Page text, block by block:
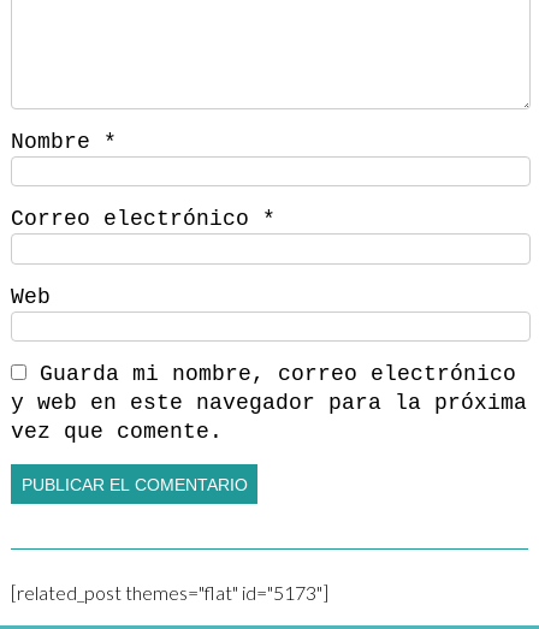
Nombre *
Correo electrónico *
Web
Guarda mi nombre, correo electrónico
y web en este navegador para la próxima
vez que comente.
[related_post themes="flat" id="5173"]